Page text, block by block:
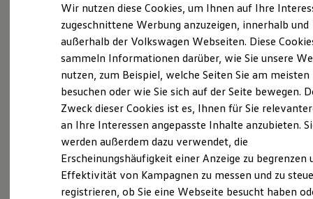
Elektroautos
ID. Tutorials
Elektrofahrzeugkonzepte
Reichweite
Reichweite der ID. Modelle
Reichweite im Winter
Laden
Laden unterwegs
Laden Zuhause
Ladezeitensimulator
Batterie
Sicherheit
(Impressum & Rechtliches
Probefahrt vereinbaren
Wir nutzen diese Cookies, um Ihnen auf Ihre
zugeschnittene Werbung anzuzeigen, innerhalb und
außerhalb der Volkswagen Webseiten. Diese
sammeln Informationen darüber, wie Sie unsere
nutzen, zum Beispiel, welche Seiten Sie am meisten
besuchen oder wie Sie sich auf der Seite bewegen.
Zweck dieser Cookies ist es, Ihnen für Sie
an Ihre Interessen angepasste Inhalte anzubieten.
werden außerdem dazu verwendet, die
Erscheinungshäufigkeit einer Anzeige zu begrenzen
Effektivität von Kampagnen zu messen und zu
registrieren, ob Sie eine Webseite besucht haben